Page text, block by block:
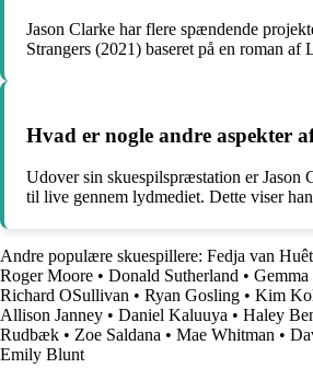
Jason Clarke har flere spændende
Strangers (2021) baseret på en roman af
Hvad er nogle andre aspekter
Udover sin skuespilspræstation er Jason
til live gennem lydmediet. Dette viser
Andre populære skuespillere: Fedja van Huêt
Roger Moore • Donald Sutherland • Gemma
Richard OSullivan • Ryan Gosling • Kim
Allison Janney • Daniel Kaluuya • Haley
Rudbæk • Zoe Saldana • Mae Whitman •
Emily Blunt